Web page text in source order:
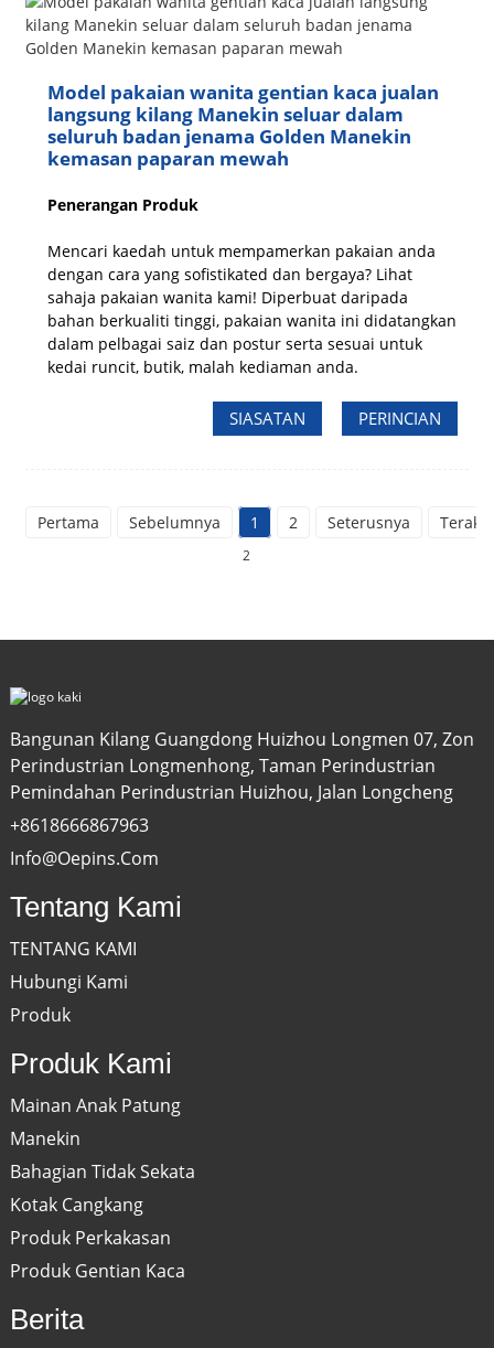
Model pakaian wanita gentian kaca jualan
langsung kilang Manekin seluar dalam
seluruh badan jenama Golden Manekin
kemasan paparan mewah
Penerangan Produk
Mencari kaedah untuk mempamerkan pakaian anda
dengan cara yang sofistikated dan bergaya? Lihat
sahaja pakaian wanita kami! Diperbuat daripada
bahan berkualiti tinggi, pakaian wanita ini didatangkan
dalam pelbagai saiz dan postur serta sesuai untuk
kedai runcit, butik, malah kediaman anda.
SIASATAN PERINCIAN
Pertama Sebelumnya 1 2 Seterusnya
2
Bangunan Kilang Guangdong Huizhou Longmen 07, Zon
Perindustrian Longmenhong, Taman Perindustrian
Pemindahan Perindustrian Huizhou, Jalan Longcheng
+8618666867963
Info@oepins.com
Tentang Kami
TENTANG KAMI
Hubungi Kami
Produk
Produk Kami
Mainan Anak Patung
Manekin
Bahagian Tidak Sekata
Kotak Cangkang
Produk Perkakasan
Produk Gentian Kaca
Berita